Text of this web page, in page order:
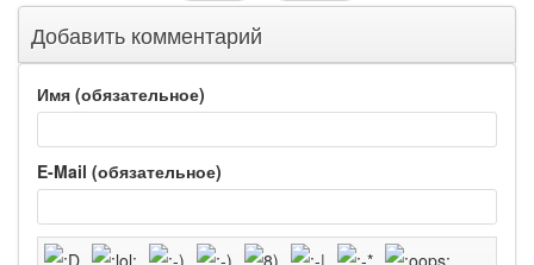
Добавить комментарий
Имя (обязательное)
E-Mail (обязательное)